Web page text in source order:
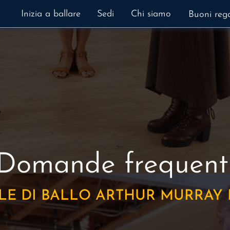
Inizia a ballare Sedi Chi siamo Buoni
DI BALLO ARTHUR MURRAY